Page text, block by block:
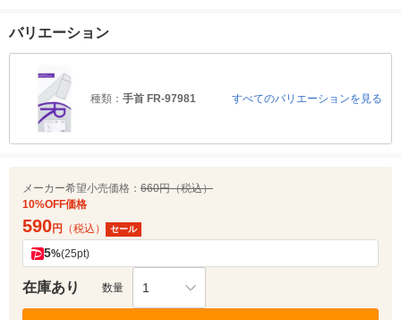
バリエーション
種類： 手首 FR-97981 すべてのバリエーションを見る
メーカー希望小売価格： 660円（税込）
10%OFF価格
590円 （税込） セール
5%(25pt)
在庫あり 数量 1